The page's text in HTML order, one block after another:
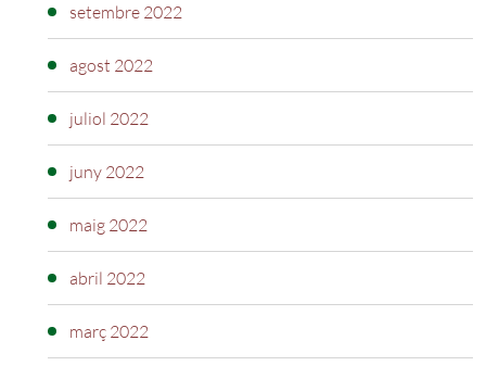
setembre 2022
agost 2022
juliol 2022
juny 2022
maig 2022
abril 2022
març 2022